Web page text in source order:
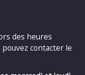
des heures
contacter le